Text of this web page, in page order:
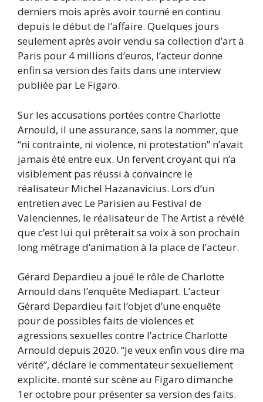
derniers mois après avoir tourné en continu
depuis le début de l’affaire. Quelques jours
seulement après avoir vendu sa collection d’art à
Paris pour 4 millions d’euros, l’acteur donne
enfin sa version des faits dans une interview
publiée par Le Figaro.
Sur les accusations portées contre Charlotte
Arnould, il une assurance, sans la nommer, que
“ni contrainte, ni violence, ni protestation” n’avait
jamais été entre eux. Un fervent croyant qui n’a
visiblement pas réussi à convaincre le
réalisateur Michel Hazanavicius. Lors d’un
entretien avec Le Parisien au Festival de
Valenciennes, le réalisateur de The Artist a révélé
que c’est lui qui prêterait sa voix à son prochain
long métrage d’animation à la place de l’acteur.
Gérard Depardieu a joué le rôle de Charlotte
Arnould dans l’enquête Mediapart. L’acteur
Gérard Depardieu fait l’objet d’une enquête
pour de possibles faits de violences et
agressions sexuelles contre l’actrice Charlotte
Arnould depuis 2020. “Je veux enfin vous dire ma
vérité”, déclare le commentateur sexuellement
explicite. monté sur scène au Figaro dimanche
1er octobre pour présenter sa version des faits.